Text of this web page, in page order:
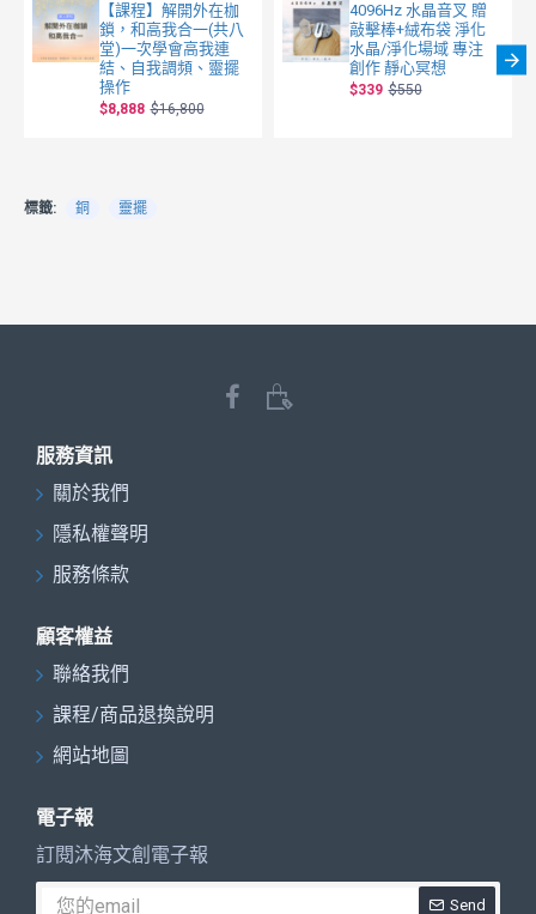
【課程】解開外在枷
鎖，和高我合一(共八
堂)一次學會高我連
結、自我調頻、靈擺
操作
$8,888 $16,800
4096Hz 水晶音叉 贈
敲擊棒+絨布袋 淨化
水晶/淨化場域 專注
創作 靜心冥想
$339 $550
標籤: 銅 靈擺
服務資訊
關於我們
隱私權聲明
服務條款
顧客權益
聯絡我們
課程/商品退換說明
網站地圖
電子報
訂閱沐海文創電子報
Send